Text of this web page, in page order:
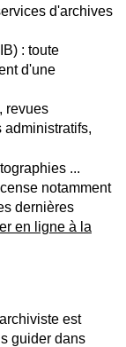
d'archives
: toute
d'une
revues
...
notamment
dernières
en ligne à la
est
guider dans